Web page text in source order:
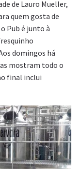
de Lauro Mueller,
quem gosta de
Pub é junto à
domingos há
mostram todo o
final inclui